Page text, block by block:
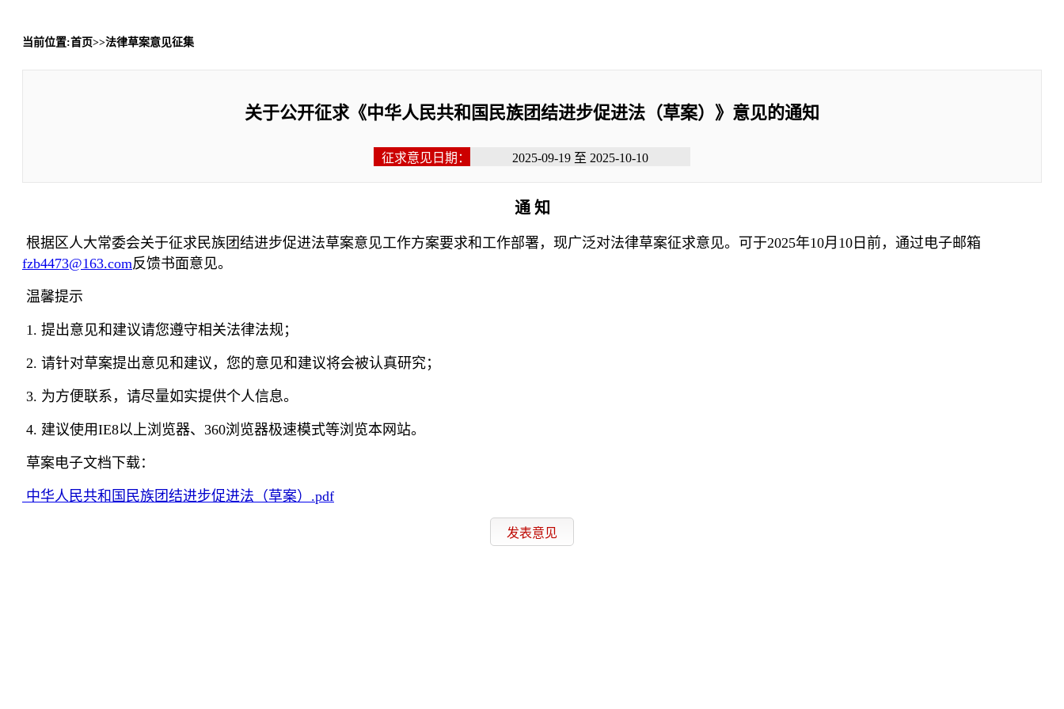
当前位置:首页>>法律草案意见征集
关于公开征求《中华人民共和国民族团结进步促进法（草案）》意见的通知
征求意见日期： 2025-09-19 至 2025-10-10
通 知
根据区人大常委会关于征求民族团结进步促进法草案意见工作方案要求和工作部署，现广泛对法律草案征求意见。可于2025年10月10日前，通过电子邮箱
fzb4473@163.com反馈书面意见。
温馨提示
1. 提出意见和建议请您遵守相关法律法规；
2. 请针对草案提出意见和建议，您的意见和建议将会被认真研究；
3. 为方便联系，请尽量如实提供个人信息。
4. 建议使用IE8以上浏览器、360浏览器极速模式等浏览本网站。
草案电子文档下载：
中华人民共和国民族团结进步促进法（草案）.pdf